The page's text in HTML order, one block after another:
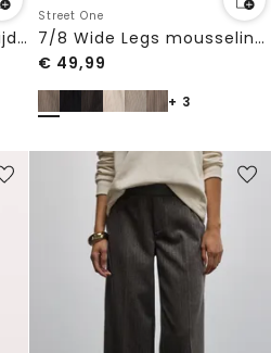
High Waist broek met wijde pijpen in Loose Fit
Street One
7/8 Wide Legs mousseline broek in Loose Fit
€ 49,99
+ 3